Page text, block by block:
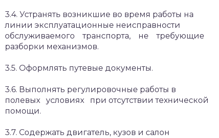
3.4. Устранять возникшие во время работы на
линии эксплуатационные неисправности
обслуживаемого транспорта, не требующие
разборки механизмов.
3.5. Оформлять путевые документы.
3.6. Выполнять регулировочные работы в
полевых условиях при отсутствии технической
помощи.
3.7. Содержать двигатель, кузов и салон